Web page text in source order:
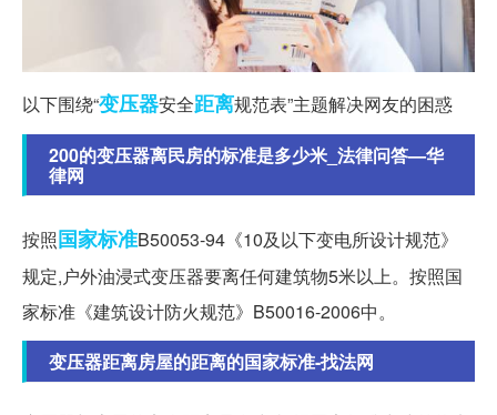
以下围绕“变压器安全距离规范表”主题解决网友的困惑
200的变压器离民房的标准是多少米_法律问答—华
律网
按照国家标准B50053-94《10及以下变电所设计规范》
规定,户外油浸式变压器要离任何建筑物5米以上。按照国
家标准《建筑设计防火规范》B50016-2006中。
变压器距离房屋的距离的国家标准-找法网